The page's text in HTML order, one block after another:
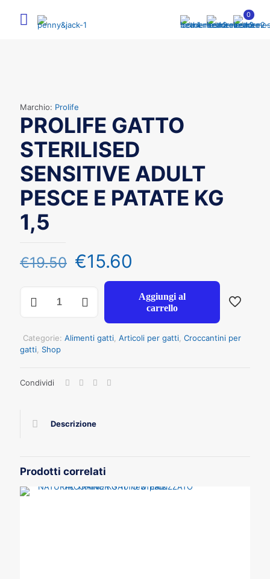
0
Marchio: Prolife
PROLIFE GATTO
STERILISED
SENSITIVE ADULT
PESCE E PATATE KG
1,5
€19.50 €15.60
ADULT
PESCE
KG
Aggiungi al
carrello
Categorie: Alimenti gatti Articoli per gatti Croccantini per
gatti Shop
Condividi
Descrizione
Prodotti correlati